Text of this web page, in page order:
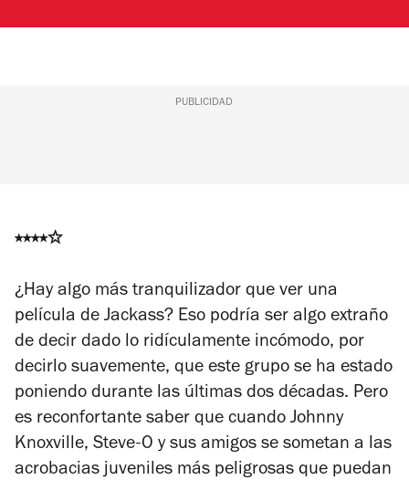
PUBLICIDAD
⭑⭑⭑⭑✩
¿Hay algo más tranquilizador que ver una
película de Jackass? Eso podría ser algo extraño
de decir dado lo ridículamente incómodo, por
decirlo suavemente, que este grupo se ha estado
poniendo durante las últimas dos décadas. Pero
es reconfortante saber que cuando Johnny
Knoxville, Steve-O y sus amigos se sometan a las
acrobacias juveniles más peligrosas que puedan